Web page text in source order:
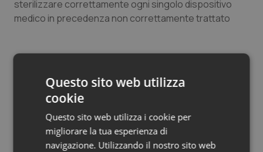
Salute orale & impianti
Tiroide
Tumore al seno
Tumore ovarico
sterilizzare correttamente ogni singolo dispositivo
medico in precedenza non correttamente trattato
12 Aprile 2021
© Riproduzione riservata
Questo sito web utilizza
cookie
Questo sito web utilizza i cookie per
migliorare la tua esperienza di
navigazione. Utilizzando il nostro sito web